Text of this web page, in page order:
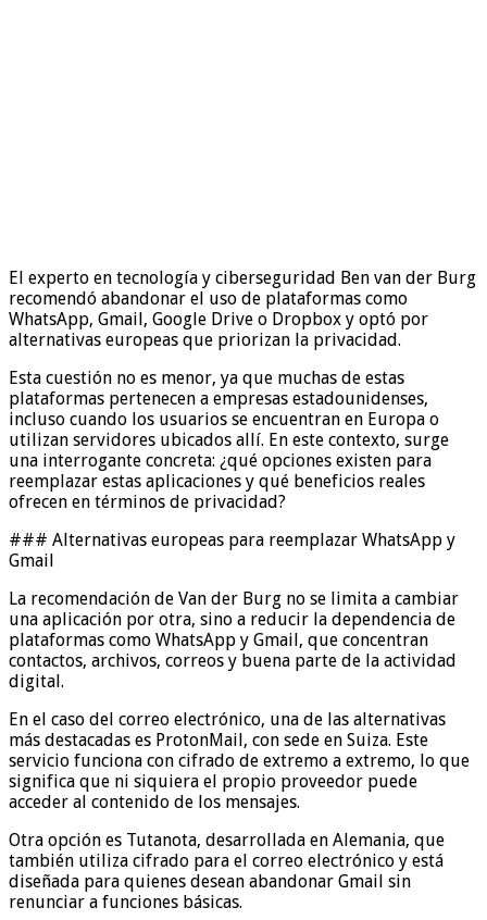
El experto en tecnología y ciberseguridad Ben van der Burg
recomendó abandonar el uso de plataformas como
WhatsApp, Gmail, Google Drive o Dropbox y optó por
alternativas europeas que priorizan la privacidad.
Esta cuestión no es menor, ya que muchas de estas
plataformas pertenecen a empresas estadounidenses,
incluso cuando los usuarios se encuentran en Europa o
utilizan servidores ubicados allí. En este contexto, surge
una interrogante concreta: ¿qué opciones existen para
reemplazar estas aplicaciones y qué beneficios reales
ofrecen en términos de privacidad?
### Alternativas europeas para reemplazar WhatsApp y
Gmail
La recomendación de Van der Burg no se limita a cambiar
una aplicación por otra, sino a reducir la dependencia de
plataformas como WhatsApp y Gmail, que concentran
contactos, archivos, correos y buena parte de la actividad
digital.
En el caso del correo electrónico, una de las alternativas
más destacadas es ProtonMail, con sede en Suiza. Este
servicio funciona con cifrado de extremo a extremo, lo que
significa que ni siquiera el propio proveedor puede
acceder al contenido de los mensajes.
Otra opción es Tutanota, desarrollada en Alemania, que
también utiliza cifrado para el correo electrónico y está
diseñada para quienes desean abandonar Gmail sin
renunciar a funciones básicas.